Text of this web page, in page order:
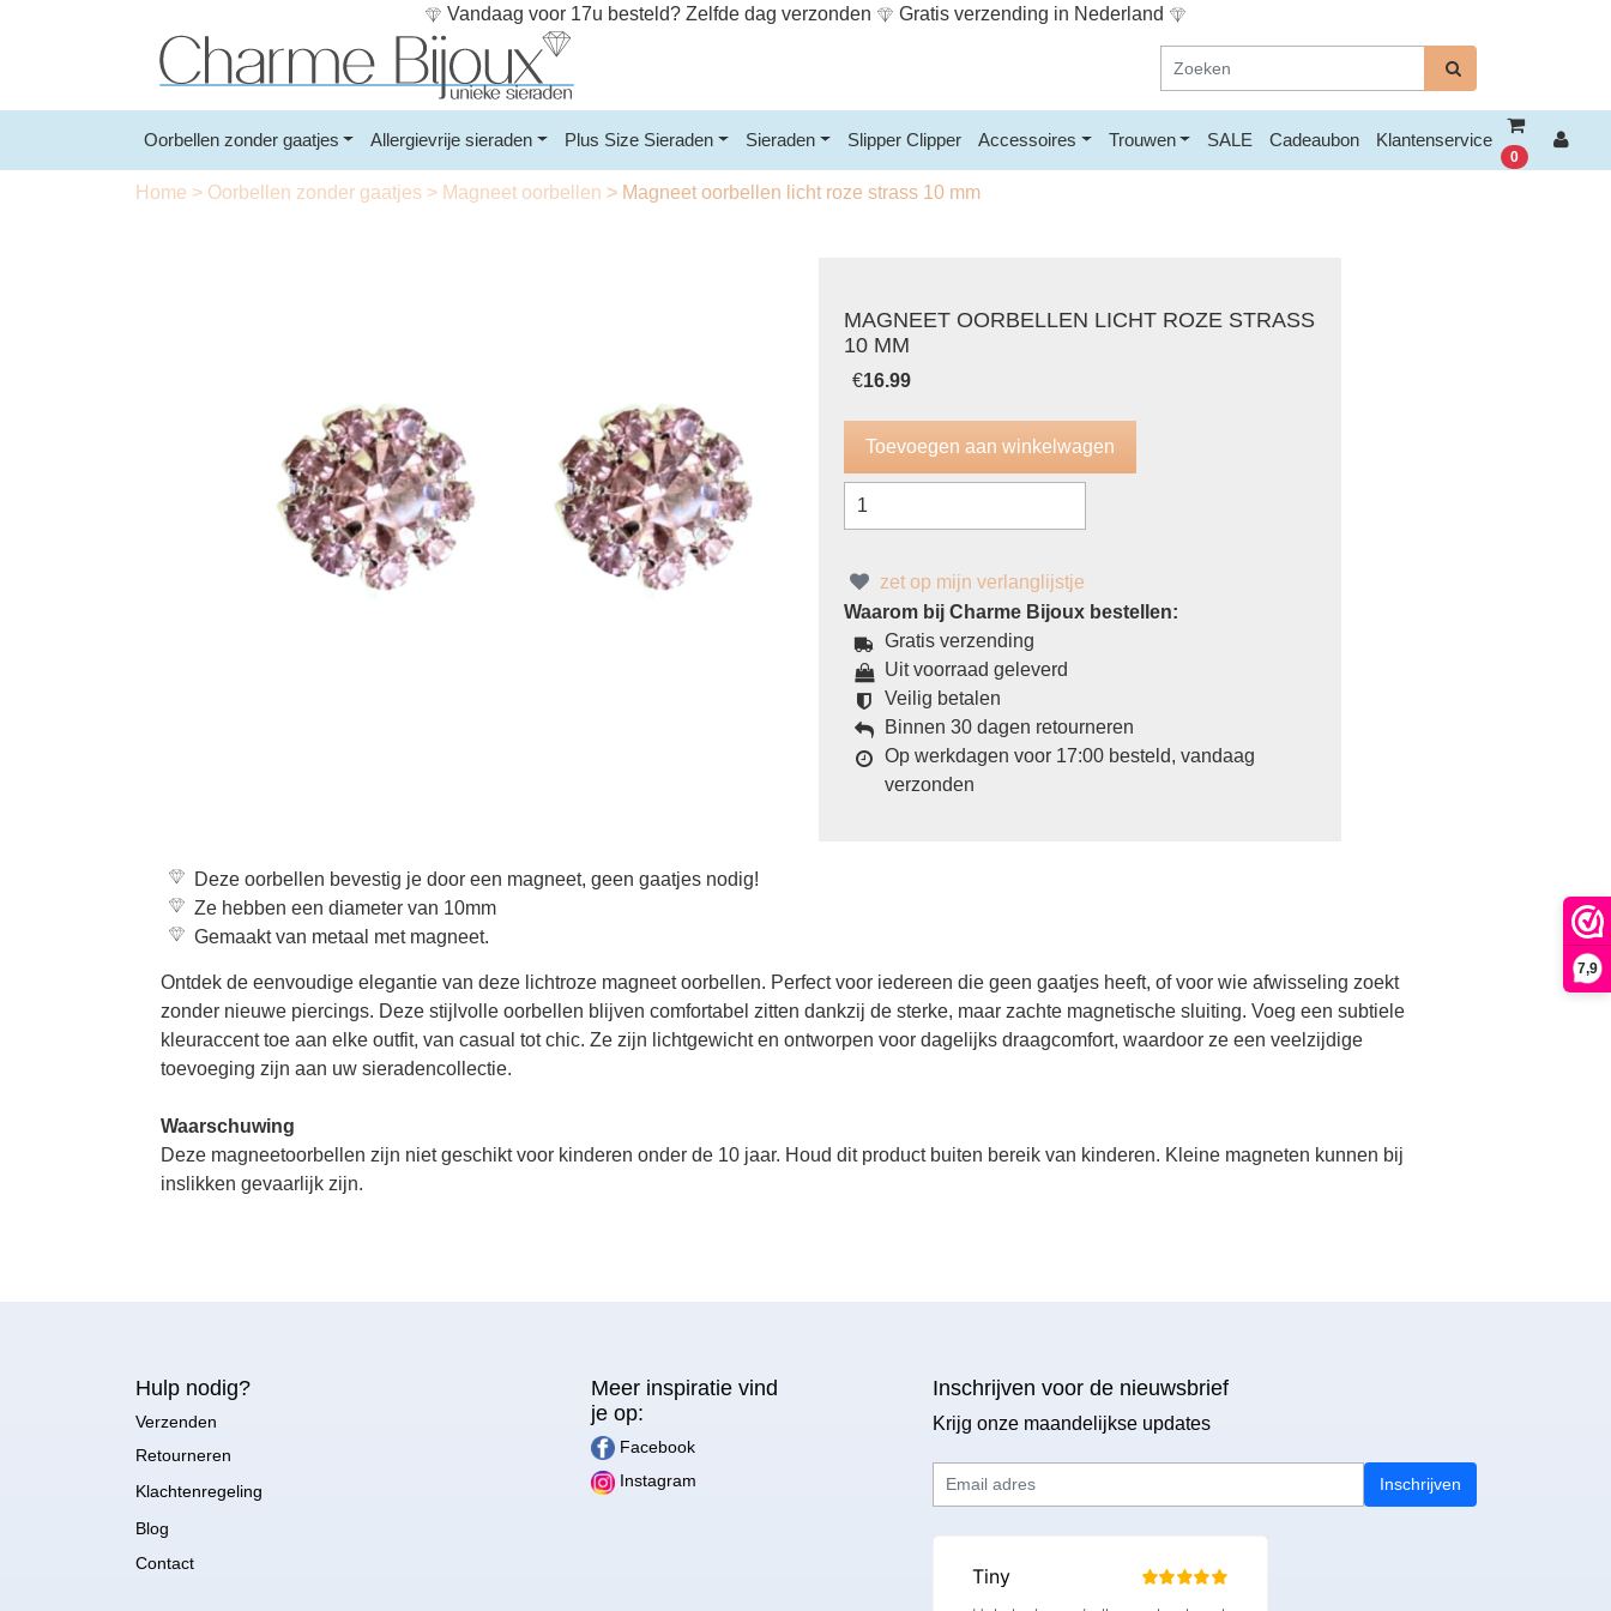
7,9
Vandaag voor 17u besteld? Zelfde dag verzonden Gratis verzending in Nederland
Oorbellen zonder gaatjes Allergievrije sieraden Plus Size Sieraden Sieraden Slipper Clipper Accessoires Trouwen SALE Cadeaubon Klantenservice
0
Home > Oorbellen zonder gaatjes > Magneet oorbellen > Magneet oorbellen licht roze strass 10 mm
MAGNEET OORBELLEN LICHT ROZE STRASS
10 MM
€16.99
zet op mijn verlanglijstje
Waarom bij Charme Bijoux bestellen:
Gratis verzending
Uit voorraad geleverd
Veilig betalen
Binnen 30 dagen retourneren
Op werkdagen voor 17:00 besteld, vandaag
verzonden
Deze oorbellen bevestig je door een magneet, geen gaatjes nodig!
Ze hebben een diameter van 10mm
Gemaakt van metaal met magneet.
Ontdek de eenvoudige elegantie van deze lichtroze magneet oorbellen. Perfect voor iedereen die geen gaatjes heeft, of voor wie afwisseling zoekt
zonder nieuwe piercings. Deze stijlvolle oorbellen blijven comfortabel zitten dankzij de sterke, maar zachte magnetische sluiting. Voeg een subtiele
kleuraccent toe aan elke outfit, van casual tot chic. Ze zijn lichtgewicht en ontworpen voor dagelijks draagcomfort, waardoor ze een veelzijdige
toevoeging zijn aan uw sieradencollectie.
Waarschuwing
Deze magneetoorbellen zijn niet geschikt voor kinderen onder de 10 jaar. Houd dit product buiten bereik van kinderen. Kleine magneten kunnen bij
inslikken gevaarlijk zijn.
Hulp nodig?
Verzenden
Retourneren
Klachtenregeling
Blog
Contact
Meer inspiratie vind
je op:
Facebook
Instagram
Inschrijven voor de nieuwsbrief
Krijg onze maandelijkse updates
Inschrijven